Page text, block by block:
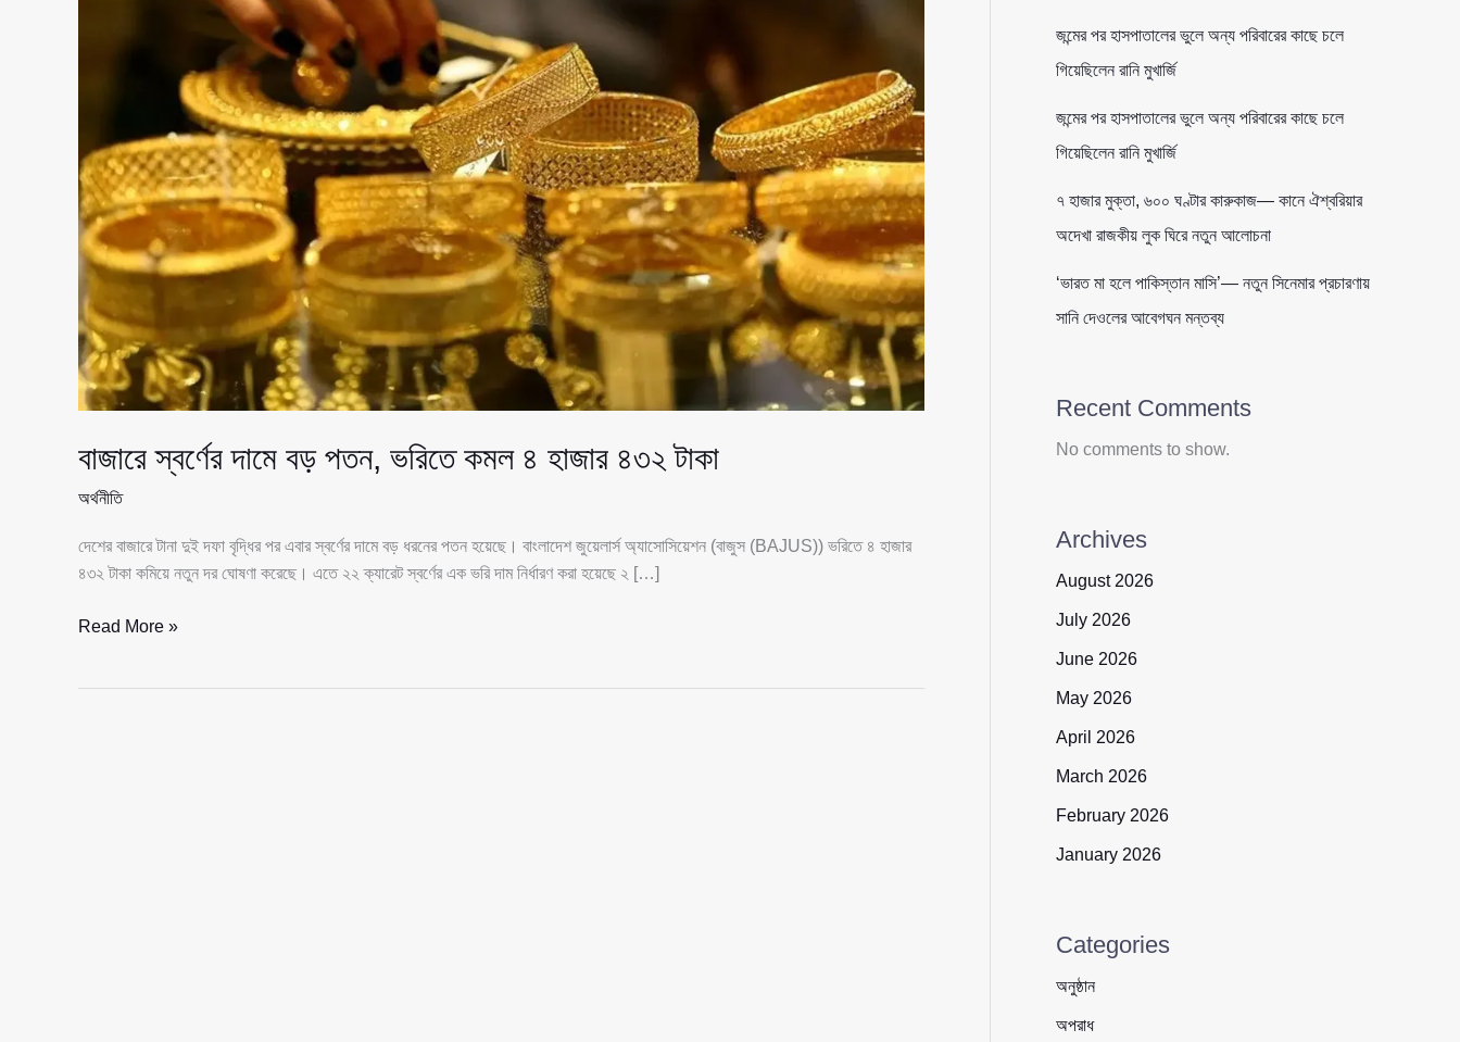
বাজারে স্বর্ণের দামে বড় পতন, ভরিতে কমল ৪ হাজার ৪৩২ টাকা
অর্থনীতি
দেশের বাজারে টানা দুই দফা বৃদ্ধির পর এবার স্বর্ণের দামে বড় ধরনের পতন হয়েছে। বাংলাদেশ জুয়েলার্স অ্যাসোসিয়েশন (বাজুস (BAJUS)) ভরিতে ৪ হাজার
৪৩২ টাকা কমিয়ে নতুন দর ঘোষণা করেছে। এতে ২২ ক্যারেট স্বর্ণের এক ভরি দাম নির্ধারণ করা হয়েছে ২ […]
বাজারে
Read More »
জন্মের পর হাসপাতালের ভুলে অন্য পরিবারের কাছে চলে
গিয়েছিলেন রানি মুখার্জি
জন্মের পর হাসপাতালের ভুলে অন্য পরিবারের কাছে চলে
গিয়েছিলেন রানি মুখার্জি
৭ হাজার মুক্তা, ৬০০ ঘণ্টার কারুকাজ— কানে ঐশ্বরিয়ার
অদেখা রাজকীয় লুক ঘিরে নতুন আলোচনা
‘ভারত মা হলে পাকিস্তান মাসি’— নতুন সিনেমার প্রচারণায়
সানি দেওলের আবেগঘন মন্তব্য
Recent Comments
No comments to show.
Archives
August 2026
July 2026
June 2026
May 2026
April 2026
March 2026
February 2026
January 2026
Categories
অনুষ্ঠান
অপরাধ